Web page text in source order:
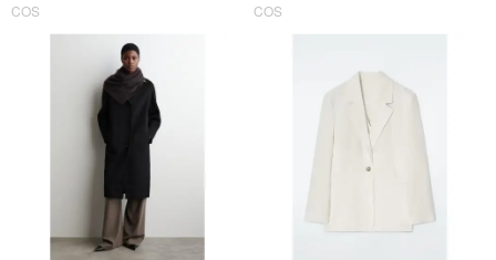
COS COS